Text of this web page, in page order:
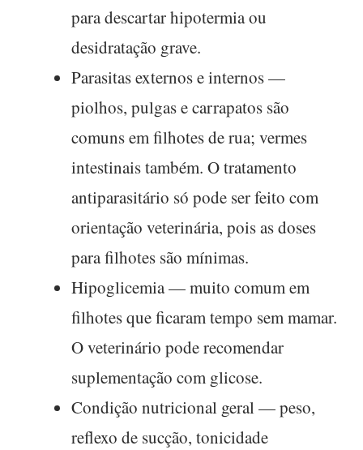
para descartar hipotermia ou
desidratação grave.
Parasitas externos e internos—
piolhos, pulgas e carrapatos são
comuns em filhotes de rua; vermes
intestinais também. O tratamento
antiparasitário só pode ser feito com
orientação veterinária, pois as doses
para filhotes são mínimas.
Hipoglicemia— muito comum em
filhotes que ficaram tempo sem mamar.
O veterinário pode recomendar
suplementação com glicose.
Condição nutricional geral— peso,
reflexo de sucção, tonicidade